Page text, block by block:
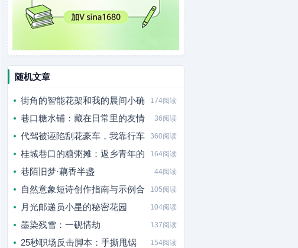
随机文章
街角的智能花架和我的晨间小确 174阅读
巷口糖水铺：藏在日常里的友情 36阅读
代驾被诬陷刮花豪车，我靠行车 360阅读
桂城巷口的糖粥摊：返乡青年的 164阅读
巷陌旧梦·藕香半盏 44阅读
自然意象短诗创作指南与示例合 105阅读
月光邮递员小星的秘密花园 104阅读
墨染残雪：一砚情劫 137阅读
25秒职场反击脚本：手撕甩锅 154阅读